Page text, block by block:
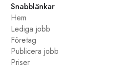
Snabblänkar
Hem
Lediga jobb
Företag
Publicera jobb
Priser